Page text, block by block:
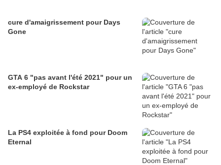
cure d'amaigrissement pour Days
Gone
GTA 6 "pas avant l'été 2021" pour un
ex-employé de Rockstar
La PS4 exploitée à fond pour Doom
Eternal